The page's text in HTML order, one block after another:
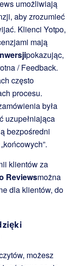
umożliwiają
aby zrozumieć
Klienci Yotpo,
mają
pokazując,
/ Feedback.
często
procesu.
była
uzupełniająca
bezpośredni
klientów za
Reviewsmożna
dla klientów, do
możesz